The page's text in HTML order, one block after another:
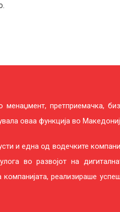
претприемачка,
оваа функција во
и една од водечките
во развојот на
реализираше